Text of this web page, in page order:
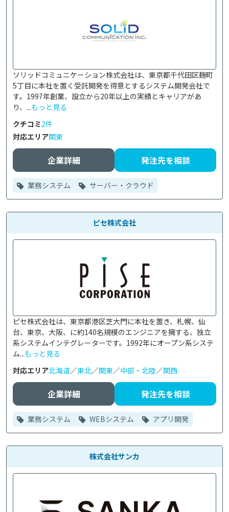
ソリッドコミュニケーション株式会社は、東京都千代田区麹町
5丁目に本社を置く受託開発を得意とするシステム開発会社で
す。1997年創業、設立から20年以上の実績とキャリアがあ
り、...もっと見る
クチコミ2件
対応エリア関東
企業詳細 発注先を相談
業務システム サーバー・クラウド
ピセ株式会社
ピセ株式会社は、東京都港区芝大門に本社を置き、札幌、仙
台、東京、大阪、に約140名規模のエンジニアを擁する、独立
系システムインテグレーターです。1992年にオープン系システ
ム...もっと見る
対応エリア北海道／東北／関東／中部・北陸／関西
企業詳細 発注先を相談
業務システム WEBシステム アプリ開発
株式会社サンカ